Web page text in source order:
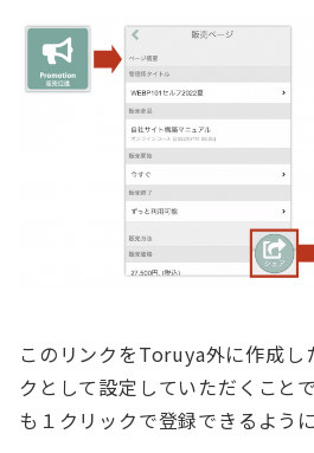
このリンクをToruya外に作成し
クとして設定していただくこと
も１クリックで登録できるように